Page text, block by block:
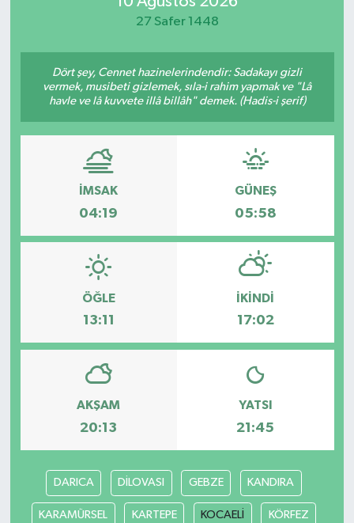
27 Safer 1448
Dört şey, Cennet hazinelerindendir: Sadakayı gizli
vermek, musibeti gizlemek, sıla-i rahim yapmak ve "Lâ
havle ve lâ kuvvete illâ billâh" demek. (Hadis-i şerif)
İMSAK
04:19
GÜNEŞ
05:58
ÖĞLE
13:11
İKINDI
17:02
AKŞAM
20:13
YATSI
21:45
DARICA DİLOVASI GEBZE KANDIRA
KARAMÜRSEL KARTEPE KOCAELİ KÖRFEZ
Sağlık
Siyaset
Yaşam
İletişim